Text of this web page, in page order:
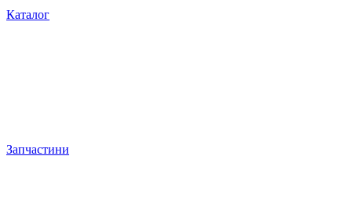
Каталог
Запчастини